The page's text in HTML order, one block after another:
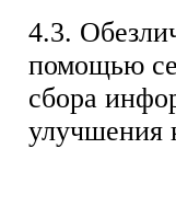
4.3.
помощью
сбора
улучшения